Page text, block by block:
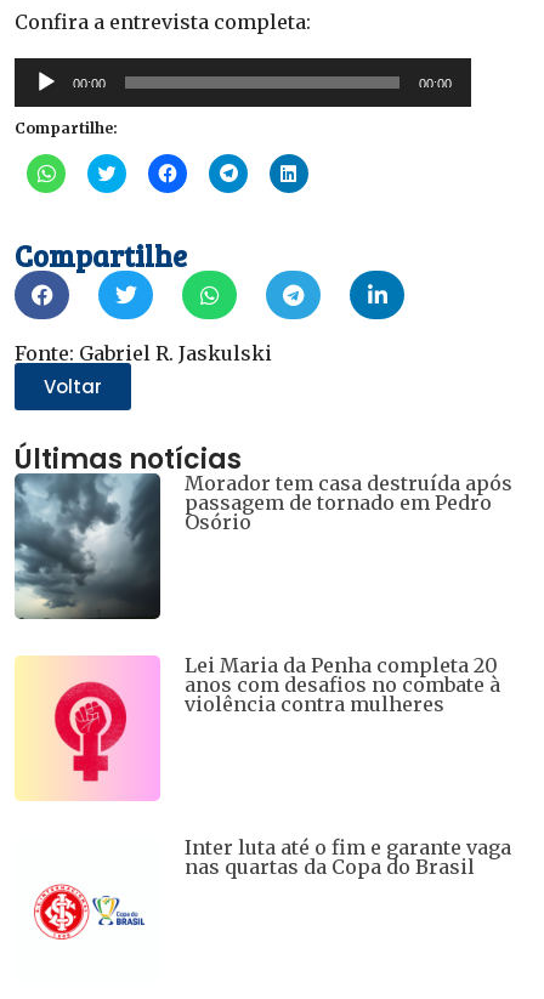
Confira a entrevista completa:
Tocador
áudio
00:00 00:00
Compartilhe:
Clique
para
em
nova
janela)
Clique
para
em
nova
janela)
Clique
para
em
nova
janela)
Clique
para
janela)
Clique
para
janela)
Compartilhe
Fonte: Gabriel R. Jaskulski
Voltar
Últimas notícias
Morador tem casa destruída após
passagem de tornado em Pedro
Osório
Lei Maria da Penha completa 20
anos com desafios no combate à
violência contra mulheres
Inter luta até o fim e garante vaga
nas quartas da Copa do Brasil